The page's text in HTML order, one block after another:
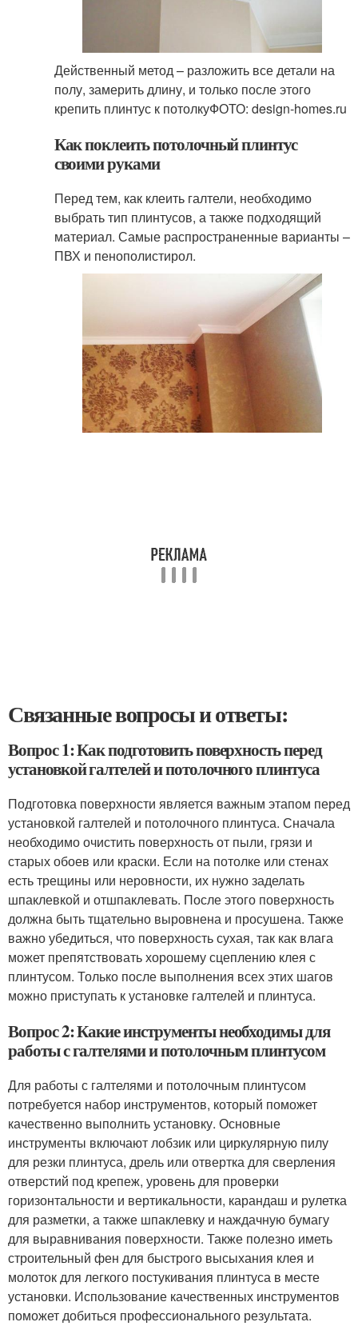
Действенный метод – разложить все детали на
полу, замерить длину, и только после этого
крепить плинтус к потолкуФОТО: design-homes.ru
Как поклеить потолочный плинтус
своими руками
Перед тем, как клеить галтели, необходимо
выбрать тип плинтусов, а также подходящий
материал. Самые распространенные варианты –
ПВХ и пенополистирол.
Связанные вопросы и ответы:
Вопрос 1: Как подготовить поверхность перед
установкой галтелей и потолочного плинтуса
Подготовка поверхности является важным этапом перед
установкой галтелей и потолочного плинтуса. Сначала
необходимо очистить поверхность от пыли, грязи и
старых обоев или краски. Если на потолке или стенах
есть трещины или неровности, их нужно заделать
шпаклевкой и отшпаклевать. После этого поверхность
должна быть тщательно выровнена и просушена. Также
важно убедиться, что поверхность сухая, так как влага
может препятствовать хорошему сцеплению клея с
плинтусом. Только после выполнения всех этих шагов
можно приступать к установке галтелей и плинтуса.
Вопрос 2: Какие инструменты необходимы для
работы с галтелями и потолочным плинтусом
Для работы с галтелями и потолочным плинтусом
потребуется набор инструментов, который поможет
качественно выполнить установку. Основные
инструменты включают лобзик или циркулярную пилу
для резки плинтуса, дрель или отвертка для сверления
отверстий под крепеж, уровень для проверки
горизонтальности и вертикальности, карандаш и рулетка
для разметки, а также шпаклевку и наждачную бумагу
для выравнивания поверхности. Также полезно иметь
строительный фен для быстрого высыхания клея и
молоток для легкого постукивания плинтуса в месте
установки. Использование качественных инструментов
поможет добиться профессионального результата.